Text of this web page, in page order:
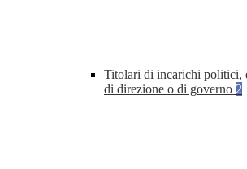
Titolari di incarichi politici,
di direzione o di governo 2